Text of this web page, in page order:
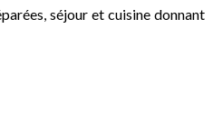
séjour et cuisine donnant